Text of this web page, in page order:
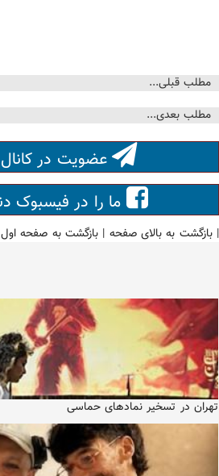
مطلب قبلی...
مطلب بعدی...
عضویت در کانال
ما را در فیسبوک
|بازگشت به بالای صفحه |بازگشت به صفحه اول
تهران در تسخیر نمادهای حماسی